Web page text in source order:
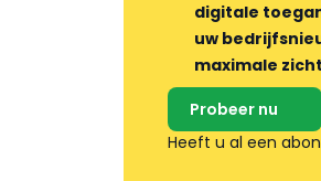
digitale
uw
maximale
Probeer nu
Heeft u al een